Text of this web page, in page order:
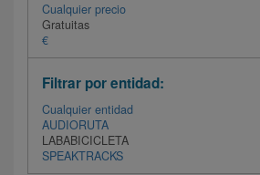
Cualquier precio
Gratuitas
€
Filtrar por entidad:
Cualquier entidad
AUDIORUTA
LABABICICLETA
SPEAKTRACKS